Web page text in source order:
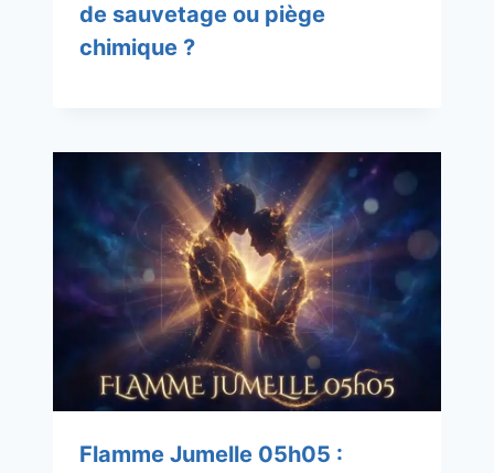
de sauvetage ou piège
chimique ?
Flamme Jumelle 05h05 :